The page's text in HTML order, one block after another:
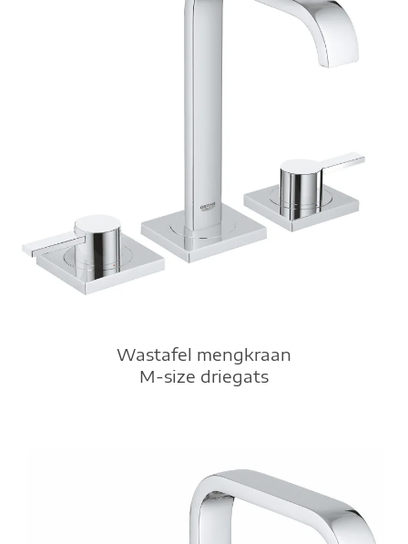
Wastafel mengkraan
M-size driegats